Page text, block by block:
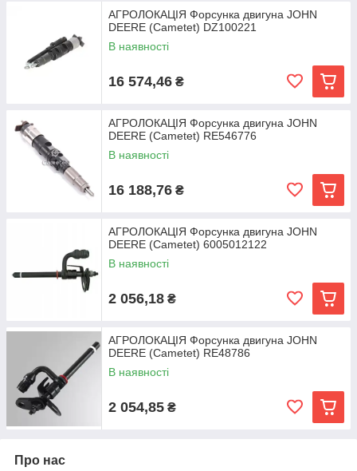
АГРОЛОКАЦІЯ Форсунка двигуна JOHN
DEERE (Cametet) DZ100221
В наявності
16 574,46 ₴
АГРОЛОКАЦІЯ Форсунка двигуна JOHN
DEERE (Cametet) RE546776
В наявності
16 188,76 ₴
АГРОЛОКАЦІЯ Форсунка двигуна JOHN
DEERE (Cametet) 6005012122
В наявності
2 056,18 ₴
АГРОЛОКАЦІЯ Форсунка двигуна JOHN
DEERE (Cametet) RE48786
В наявності
2 054,85 ₴
Про нас